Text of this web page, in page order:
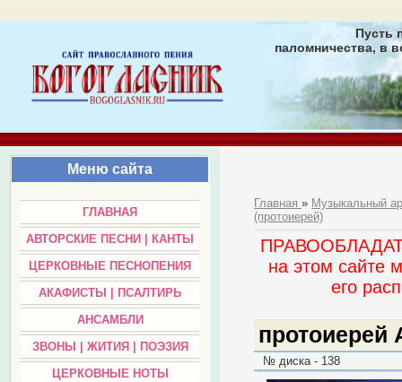
Пусть
паломничества, в
Меню сайта
ГЛАВНАЯ
АВТОРСКИЕ ПЕСНИ | КАНТЫ
ЦЕРКОВНЫЕ ПЕСНОПЕНИЯ
АКАФИСТЫ | ПСАЛТИРЬ
АНСАМБЛИ
ЗВОНЫ | ЖИТИЯ | ПОЭЗИЯ
ЦЕРКОВНЫЕ НОТЫ
Главная» Музыкальный
(протоиерей)
на этом сайте
его
протоиерей
№ диска - 138